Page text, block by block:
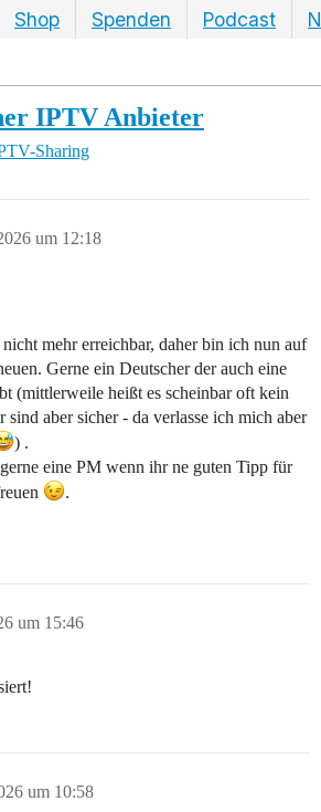
Shop Spenden Podcast
IPTV Anbieter
Sharing
um 12:18
mehr erreichbar, daher bin ich nun auf
Gerne ein Deutscher der auch eine
(mittlerweile heißt es scheinbar oft kein
aber sicher - da verlasse ich mich aber
) .
eine PM wenn ihr ne guten Tipp für
.
um 15:46
um 10:58